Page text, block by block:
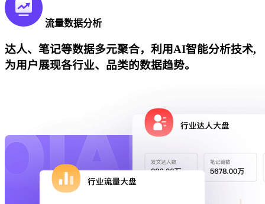
流量数据分析
达人、笔记等数据多元聚合，利用AI智能分析技术,
为用户展现各行业、品类的数据趋势。